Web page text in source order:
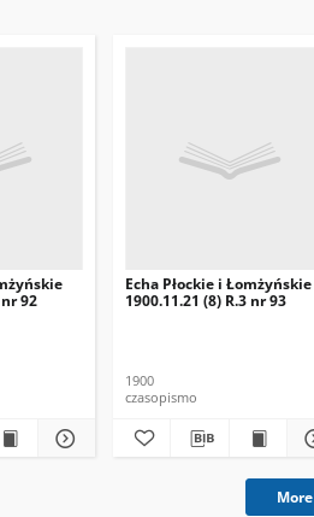
nr 92
Echa Płockie i Łomżyńskie
1900.11.21 (8) R.3 nr 93
1900
czasopismo
More